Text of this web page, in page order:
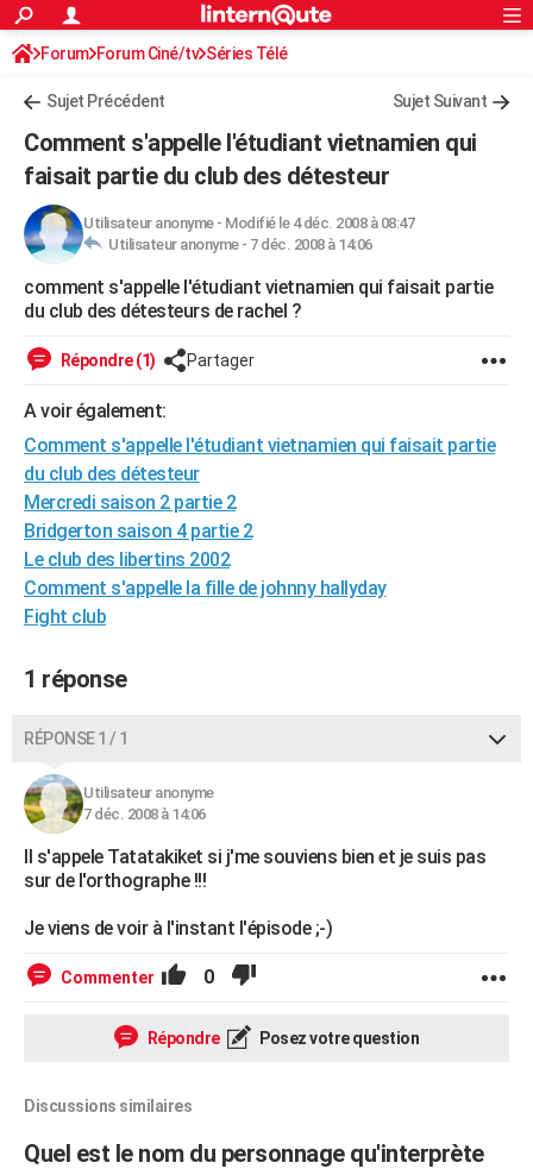
ACTUALITÉS
Politique
Société
Faits Divers
Education
Monde
Villes
+
Programme TV
TNTStreaming
Cinéma
Sorties cinéma
Musique
+FINANCE
Retraite
Impôts
Epargne
Immobilier
Risques naturels par ville
Banque
Assurance
Crédit
AUTO
Essais
Réserver un essai
Citadines
Berlines
SUV
Forum auto
HIGH-TECH
Mobiles
Meilleur smartphone
Internet
Ordinateurs
Jeux vidéo
Guide high-tech
+BRICOLAGE
Forum
Aménagement intérieur
Extérieur
Cuisine
Salle de bains
Jardinage
Rangement
WEEK-END
Guides de France
Escapades
Patrimoine
Expositions
Musées
Week-end nature
+LIFESTYLE
Art de vivre
Bien-être
Loisirs
Mode
Modes de vie
SANTE
Alimentation
Guide de la santé
Maladies
Médicaments
Sommeil
VOYAGE
Destinations
City break
Voyage nature
Voyage de noces
Forum
Climat
+PHOTO
GUIDES D'ACHAT
Carte de Noël
Carte Bonne année
Carte Saint-Valentin
Carte Pâques
Carte d'anniversaire
Dictionnaire
Biographies
Citations
Expressions
Proverbes
PROGRAMME TV
COPAINS D'AVANT
S'inscrire
Se connecter
Lycées
Collèges
Primaires
Universités
Entreprises
Service militaire
Avis de recherche
Bricolage
Lifestyle
Culture
Sport
Auto
Television
Voyage
Cinema
S'inscrire
Connexion
Forum Forum Ciné/tv Séries Télé
Sujet Précédent Sujet Suivant
Comment s'appelle l'étudiant vietnamien qui
faisait partie du club des détesteur
Utilisateur anonyme- Modifié le 4 déc. 2008 à 08:47
Utilisateur anonyme - 7 déc. 2008 à 14:06
comment s'appelle l'étudiant vietnamien qui faisait partie
du club des détesteurs de rachel ?
Répondre (1) Partager
A voir également:
Comment s'appelle l'étudiant vietnamien qui faisait partie
du club des détesteur
Mercredi saison 2 partie 2
Bridgerton saison 4 partie 2
Le club des libertins 2002
Comment s'appelle la fille de johnny hallyday
Fight club
1 réponse
RÉPONSE 1 / 1
Utilisateur anonyme
7 déc. 2008 à 14:06
Il s'appele Tatatakiket si j'me souviens bien et je suis pas
sur de l'orthographe !!!
Je viens de voir à l'instant l'épisode ;-)
Commenter 0
Répondre Posez votre question
Discussions similaires
Quel est le nom du personnage qu'interprète